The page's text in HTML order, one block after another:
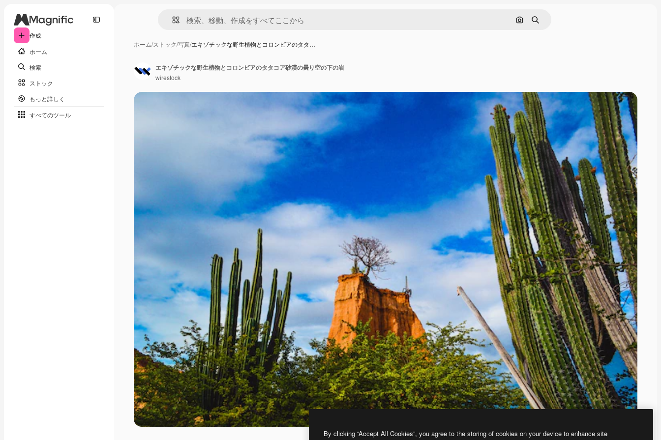
作成
ホーム
検索
ストック
もっと詳しく
すべてのツール
画像で検索
検索
ホーム/ストック/写真/エキゾチックな野生植物とコロンビアのタタ…
エキゾチックな野生植物とコロンビアのタタコア砂漠の曇り空の下の岩
wirestock
By clicking “Accept All Cookies”, you agree to the storing of cookies on your device to enhance site